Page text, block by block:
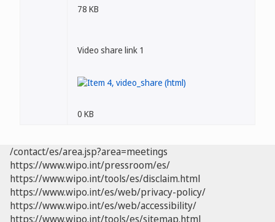
78 KB
Video share link 1
0 KB
/contact/es/area.jsp?area=meetings
https://www.wipo.int/pressroom/es/
https://www.wipo.int/tools/es/disclaim.html
https://www.wipo.int/es/web/privacy-policy/
https://www.wipo.int/es/web/accessibility/
https://www.wipo.int/tools/es/sitemap.html